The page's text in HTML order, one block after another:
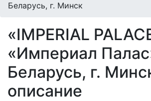
Беларусь, г. Минск
«IMPERIAL
«Империал
Беларусь, г.
описание